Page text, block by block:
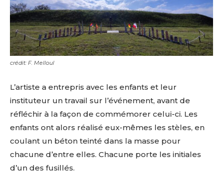
crédit: F. Melloul
L’artiste a entrepris avec les enfants et leur
instituteur un travail sur l’événement, avant de
réfléchir à la façon de commémorer celui-ci. Les
enfants ont alors réalisé eux-mêmes les stèles, en
coulant un béton teinté dans la masse pour
chacune d’entre elles. Chacune porte les initiales
d’un des fusillés.